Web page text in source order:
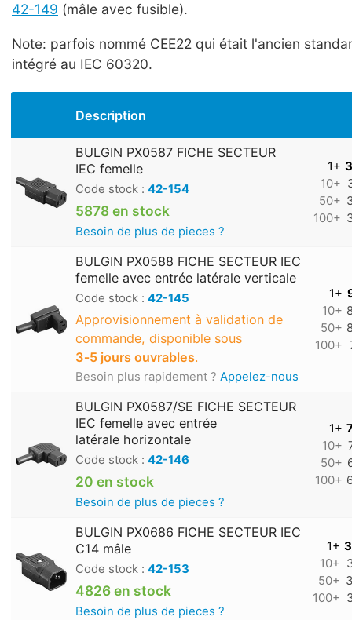
42-149 (mâle avec fusible).
Note: parfois nommé CEE22 qui était l'ancien
intégré au IEC 60320.
Description
BULGIN PX0587 FICHE SECTEUR
IEC femelle
Code stock : 42-154
5878 en stock
Besoin de plus de pieces ?
1+
10+
50+
100+
BULGIN PX0588 FICHE SECTEUR IEC
femelle avec entrée latérale verticale
Code stock : 42-145
Approvisionnement à validation de
commande, disponible sous
3‑5 jours ouvrables.
Besoin plus rapidement ? Appelez-nous
1+
10+
50+
100+
BULGIN PX0587/SE FICHE SECTEUR
IEC femelle avec entrée
latérale horizontale
Code stock : 42-146
20 en stock
Besoin de plus de pieces ?
1+
10+
50+
100+
BULGIN PX0686 FICHE SECTEUR IEC
C14 mâle
Code stock : 42-153
4826 en stock
Besoin de plus de pieces ?
1+
10+
50+
100+